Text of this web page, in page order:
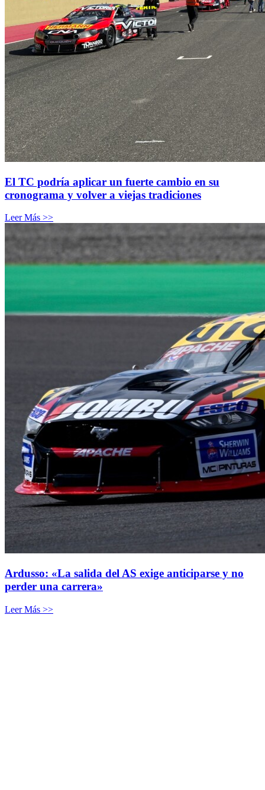
El TC podría aplicar un fuerte cambio en su
cronograma y volver a viejas tradiciones
Leer Más >>
Ardusso: «La salida del AS exige anticiparse y no
perder una carrera»
Leer Más >>